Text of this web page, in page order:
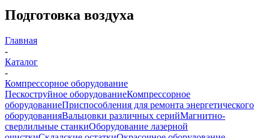
Подготовка воздуха
Главная
-
Каталог
-
Компрессорное оборудование
Пескоструйное оборудованиеКомпрессорное
оборудованиеПриспособления для ремонта энергетического
оборудованияВальцовки различных серийМагнитно-
сверлильные станкиОборудование лазерной